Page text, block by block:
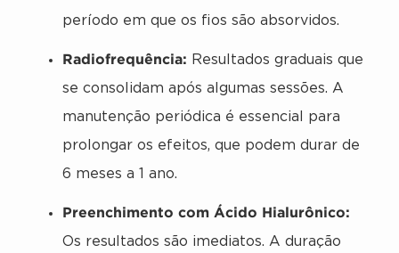
período em que os fios são absorvidos.
Radiofrequência: Resultados graduais que
se consolidam após algumas sessões. A
manutenção periódica é essencial para
prolongar os efeitos, que podem durar de
6 meses a 1 ano.
Preenchimento com Ácido Hialurônico:
Os resultados são imediatos. A duração